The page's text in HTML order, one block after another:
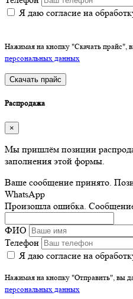
Я даю согласие на
Нажимая на кнопку "Скачать прайс",
персональных данных
Скачать прайс
Распродажа
×
Мы пришлём позиции
заполнения этой формы.
Ваше сообщение принято.
WhatsApp
Произошла ошибка.
ФИО
Телефон
Я даю согласие на
Нажимая на кнопку "Отправить", вы
персональных данных